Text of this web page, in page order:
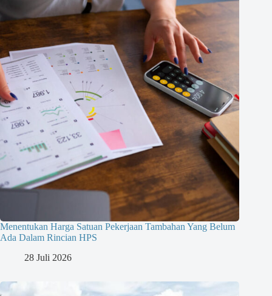
Menentukan Harga Satuan Pekerjaan Tambahan Yang Belum
Ada Dalam Rincian HPS
28 Juli 2026